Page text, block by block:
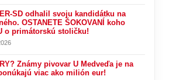
SD odhalil svoju kandidátku na
OSTANETE ŠOKOVANÍ koho
o primátorskú stoličku!
Známy pivovar U Medveďa je na
viac ako milión eur!